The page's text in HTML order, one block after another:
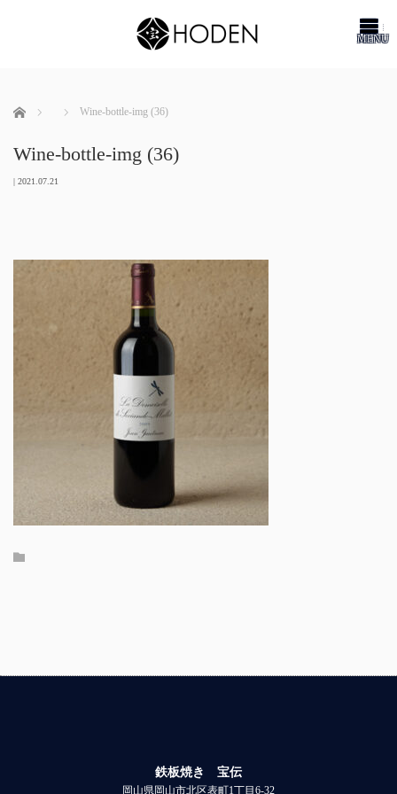
ホーム Wine-bottle-img (36)
Wine-bottle-img (36)
| 2021.07.21
鉄板焼き 宝伝
岡山県岡山市北区表町1丁目6-32